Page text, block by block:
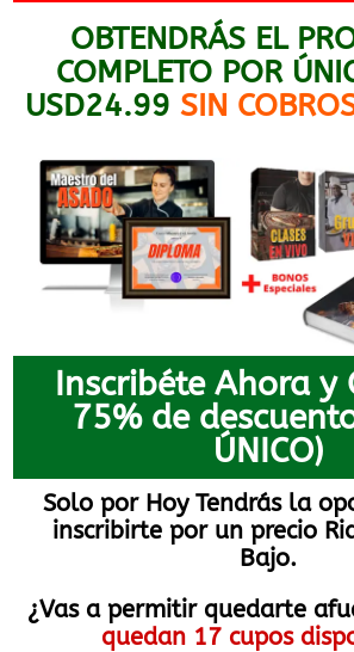
OBTENDRÁS EL
COMPLETO POR
USD24.99 SIN
Inscribéte Ahora y
75% de
ÚNICO)
Solo por Hoy Tendrás la
inscribirte por un precio
Bajo.
¿Vas a permitir quedarte
quedan 17 cupos